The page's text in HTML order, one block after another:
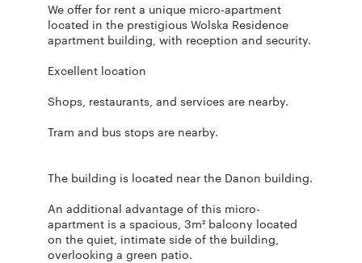
We offer for rent a unique micro-apartment
located in the prestigious Wolska Residence
apartment building, with reception and security.
Excellent location
Shops, restaurants, and services are nearby.
Tram and bus stops are nearby.
The building is located near the Danon building.
An additional advantage of this micro-
apartment is a spacious, 3m² balcony located
on the quiet, intimate side of the building,
overlooking a green patio.